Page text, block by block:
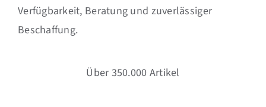
Verfügbarkeit, Beratung und zuverlässiger
Beschaffung.
Über 350.000 Artikel